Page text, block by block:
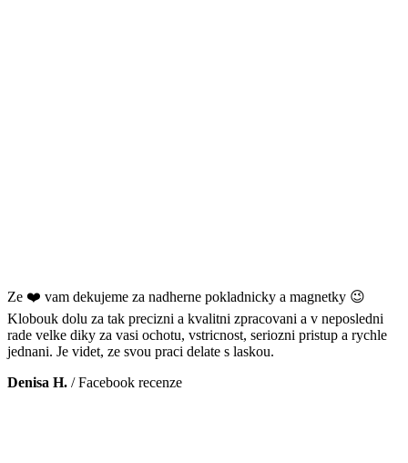
Ze ❤️ vam dekujeme za nadherne pokladnicky a magnetky 😉
Klobouk dolu za tak precizni a kvalitni zpracovani a v neposledni
rade velke diky za vasi ochotu, vstricnost, seriozni pristup a rychle
jednani. Je videt, ze svou praci delate s laskou.
Denisa H. /Facebook recenze